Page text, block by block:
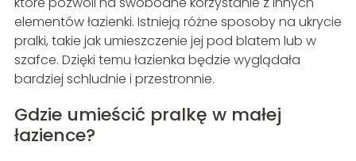
elementów łazienki. Istnieją różne sposoby na ukrycie
pralki, takie jak umieszczenie jej pod blatem lub w
szafce. Dzięki temu łazienka będzie wyglądała
bardziej schludnie i przestronnie.
Gdzie umieścić pralkę w małej
łazience?